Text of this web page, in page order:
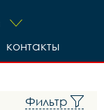
контакты
Фильтр